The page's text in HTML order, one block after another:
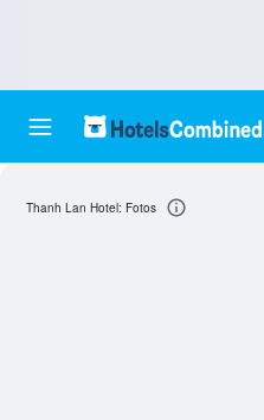
Thanh Lan Hotel: Fotos